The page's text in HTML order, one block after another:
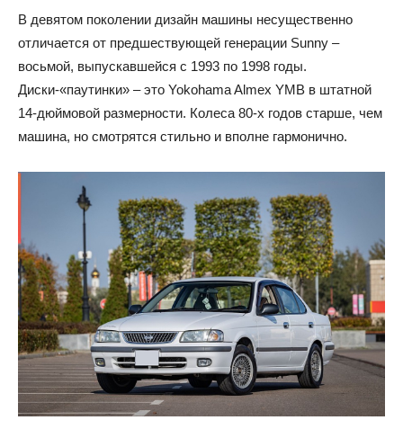
В девятом поколении дизайн машины несущественно
отличается от предшествующей генерации Sunny –
восьмой, выпускавшейся с 1993 по 1998 годы.
Диски-«паутинки» – это Yokohama Almex YMB в штатной
14-дюймовой размерности. Колеса 80-х годов старше, чем
машина, но смотрятся стильно и вполне гармонично.